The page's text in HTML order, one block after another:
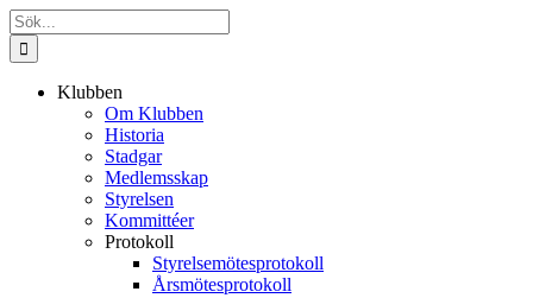
Fortsätt
till
innehållet
Sök
efter:
Klubben
Om Klubben
Historia
Stadgar
Medlemsskap
Styrelsen
Kommittéer
Protokoll
Styrelsemötesprotokoll
Årsmötesprotokoll